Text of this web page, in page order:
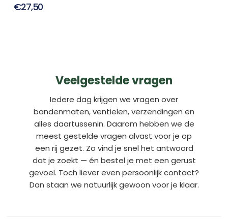
€27,50
Veelgestelde vragen
Iedere dag krijgen we vragen over
bandenmaten, ventielen, verzendingen en
alles daartussenin. Daarom hebben we de
meest gestelde vragen alvast voor je op
een rij gezet. Zo vind je snel het antwoord
dat je zoekt — én bestel je met een gerust
gevoel. Toch liever even persoonlijk contact?
Dan staan we natuurlijk gewoon voor je klaar.